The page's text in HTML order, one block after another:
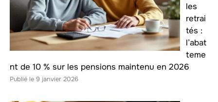
les
retrai
tés :
l’abat
teme
nt de 10 % sur les pensions maintenu en 2026
9 janvier 2026